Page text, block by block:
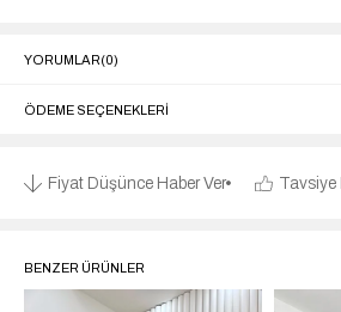
YORUMLAR(0)
ÖDEME SEÇENEKLERI
Fiyat Düşünce Haber Ver Tavsiye
BENZER ÜRÜNLER